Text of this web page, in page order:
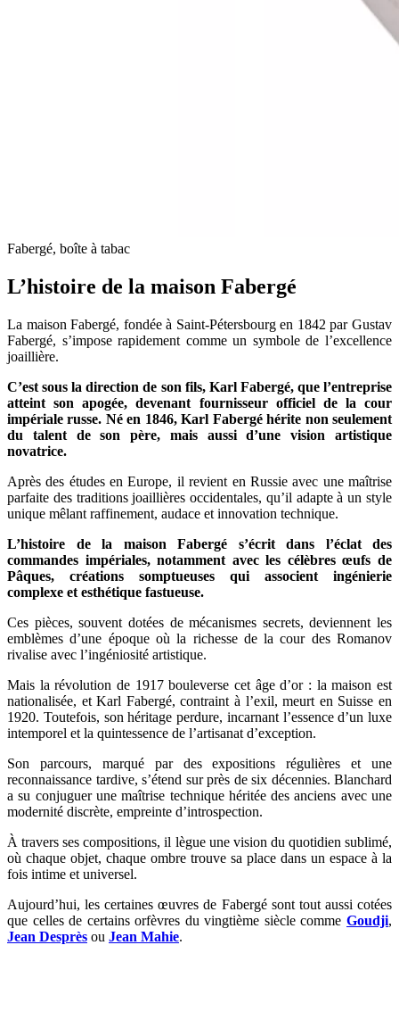
Fabergé, boîte à tabac
L’histoire de la maison Fabergé
La maison Fabergé, fondée à Saint-Pétersbourg en 1842 par Gustav
Fabergé, s’impose rapidement comme un symbole de l’excellence
joaillière.
C’est sous la direction de son fils, Karl Fabergé, que l’entreprise
atteint son apogée, devenant fournisseur officiel de la cour
impériale russe. Né en 1846, Karl Fabergé hérite non seulement
du talent de son père, mais aussi d’une vision artistique
novatrice.
Après des études en Europe, il revient en Russie avec une maîtrise
parfaite des traditions joaillières occidentales, qu’il adapte à un style
unique mêlant raffinement, audace et innovation technique.
L’histoire de la maison Fabergé s’écrit dans l’éclat des
commandes impériales, notamment avec les célèbres œufs de
Pâques, créations somptueuses qui associent ingénierie
complexe et esthétique fastueuse.
Ces pièces, souvent dotées de mécanismes secrets, deviennent les
emblèmes d’une époque où la richesse de la cour des Romanov
rivalise avec l’ingéniosité artistique.
Mais la révolution de 1917 bouleverse cet âge d’or : la maison est
nationalisée, et Karl Fabergé, contraint à l’exil, meurt en Suisse en
1920. Toutefois, son héritage perdure, incarnant l’essence d’un luxe
intemporel et la quintessence de l’artisanat d’exception.
Son parcours, marqué par des expositions régulières et une
reconnaissance tardive, s’étend sur près de six décennies. Blanchard
a su conjuguer une maîtrise technique héritée des anciens avec une
modernité discrète, empreinte d’introspection.
À travers ses compositions, il lègue une vision du quotidien sublimé,
où chaque objet, chaque ombre trouve sa place dans un espace à la
fois intime et universel.
Aujourd’hui, les certaines œuvres de Fabergé sont tout aussi cotées
que celles de certains orfèvres du vingtième siècle comme Goudji,
Jean Desprès ou Jean Mahie.